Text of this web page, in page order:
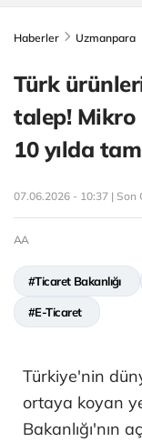
Haberler Uzmanpara
Türk
talep! Mikro
10 yılda
07.06.2026 - 10:37 | Son
AA
#Ticaret Bakanlığı
#E-Ticaret
Türkiye'nin
ortaya koyan
Bakanlığı'nın